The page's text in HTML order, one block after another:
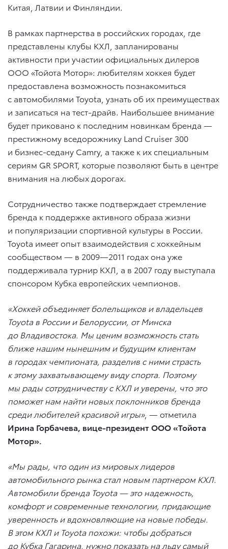
Китая, Латвии и Финляндии.
В рамках партнерства в российских городах, где
представлены клубы КХЛ, запланированы
активности при участии официальных дилеров
ООО «Тойота Мотор»: любителям хоккея будет
предоставлена возможность познакомиться
с автомобилями Toyota, узнать об их преимуществах
и записаться на тест-драйв. Наибольшее внимание
будет приковано к последним новинкам бренда —
престижному вседорожнику Land Cruiser 300
и бизнес-седану Camry, а также к их специальным
сериям GR SPORT, которые позволяют быть в центре
внимания на любых дорогах.
Сотрудничество также подтверждает стремление
бренда к поддержке активного образа жизни
и популяризации спортивной культуры в России.
Toyota имеет опыт взаимодействия с хоккейным
сообществом — в 2009—2011 годах она уже
поддерживала турнир КХЛ, а в 2007 году выступала
спонсором Кубка европейских чемпионов.
«Хоккей объединяет болельщиков и владельцев
Toyota в России и Белоруссии, от Минска
до Владивостока. Мы ценим возможность стать
ближе нашим нынешним и будущим клиентам
в городах чемпионата, разделив с ними страсть
к этому захватывающему виду спорта. Поэтому
мы рады сотрудничеству с КХЛ и уверены, что это
поможет нам найти новых поклонников бренда
среди любителей красивой игры», — отметила
Ирина Горбачева, вице-президент ООО «Тойота
Мотор».
«Мы рады, что один из мировых лидеров
автомобильного рынка стал новым партнером КХЛ.
Автомобили бренда Toyota — это надежность,
комфорт и современные технологии, придающие
уверенность и вдохновляющие на новые победы.
В этом КХЛ и Toyota похожи: чтобы добраться
до Кубка Гагарина, нужно показать на льду самый